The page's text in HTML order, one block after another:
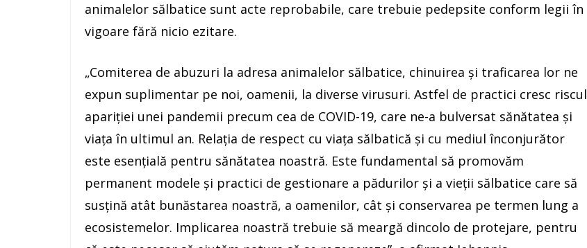
animalelor sălbatice sunt acte reprobabile, care trebuie pedepsite conform legii în
vigoare fără nicio ezitare.
„Comiterea de abuzuri la adresa animalelor sălbatice, chinuirea şi traficarea lor ne
expun suplimentar pe noi, oamenii, la diverse virusuri. Astfel de practici cresc riscul
apariţiei unei pandemii precum cea de COVID-19, care ne-a bulversat sănătatea şi
viaţa în ultimul an. Relaţia de respect cu viaţa sălbatică şi cu mediul înconjurător
este esenţială pentru sănătatea noastră. Este fundamental să promovăm
permanent modele şi practici de gestionare a pădurilor şi a vieţii sălbatice care să
susţină atât bunăstarea noastră, a oamenilor, cât şi conservarea pe termen lung a
ecosistemelor. Implicarea noastră trebuie să meargă dincolo de protejare, pentru